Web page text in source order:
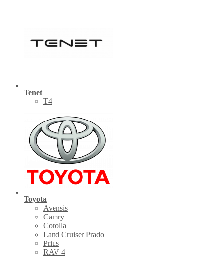
Tenet
Т4
Toyota
Avensis
Camry
Corolla
Land Cruiser Prado
Prius
RAV 4